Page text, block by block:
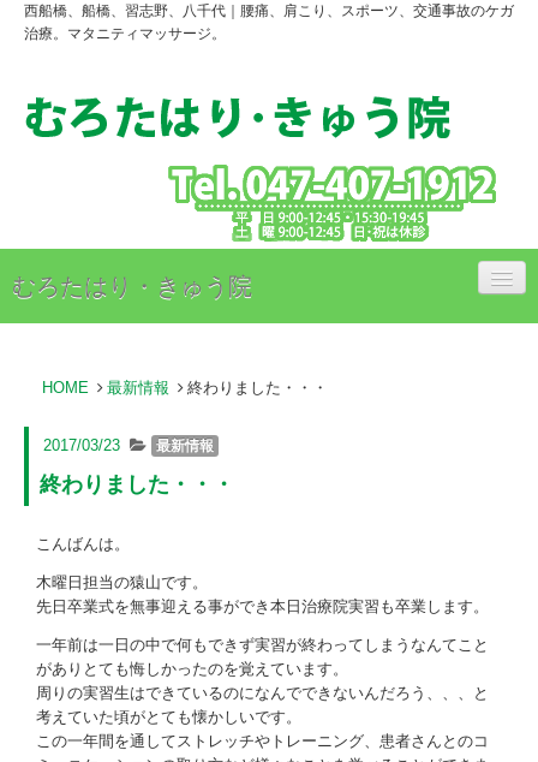
西船橋、船橋、習志野、八千代｜腰痛、肩こり、スポーツ、交通事故のケガ
治療。マタニティマッサージ。
むろたはり・きゅう院
治療料金のご案内
アクセス
スタッフ紹介
お問い合わせ
HOME 最新情報 終わりました・・・
2017/03/23 最新情報
終わりました・・・
こんばんは。
木曜日担当の猿山です。
先日卒業式を無事迎える事ができ本日治療院実習も卒業します。
一年前は一日の中で何もできず実習が終わってしまうなんてこと
がありとても悔しかったのを覚えています。
周りの実習生はできているのになんでできないんだろう、、、と
考えていた頃がとても懐かしいです。
この一年間を通してストレッチやトレーニング、患者さんとのコ